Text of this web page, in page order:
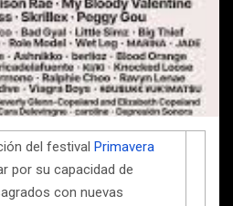
del festival Primavera
por su capacidad de
con nuevas